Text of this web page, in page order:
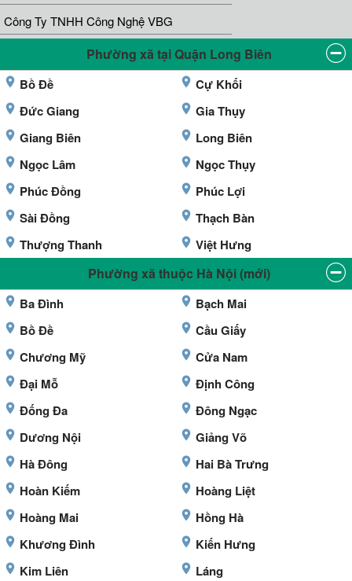
Công Ty TNHH Công Nghệ VBG
Phường xã tại Quận Long Biên
Bồ Đề
Cự Khối
Đức Giang
Gia Thụy
Giang Biên
Long Biên
Ngọc Lâm
Ngọc Thụy
Phúc Đồng
Phúc Lợi
Sài Đồng
Thạch Bàn
Thượng Thanh
Việt Hưng
Phường xã thuộc Hà Nội (mới)
Ba Đình
Bạch Mai
Bồ Đề
Cầu Giấy
Chương Mỹ
Cửa Nam
Đại Mỗ
Định Công
Đống Đa
Đông Ngạc
Dương Nội
Giảng Võ
Hà Đông
Hai Bà Trưng
Hoàn Kiếm
Hoàng Liệt
Hoàng Mai
Hồng Hà
Khương Đình
Kiến Hưng
Kim Liên
Láng